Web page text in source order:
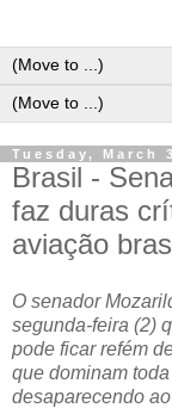
Tuesday, March
Brasil -
faz duras
aviação
O senador
segunda-feira (2)
pode ficar refém
que dominam
desaparecendo